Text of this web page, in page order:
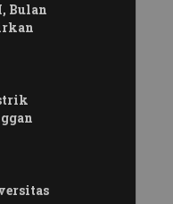
Bulan